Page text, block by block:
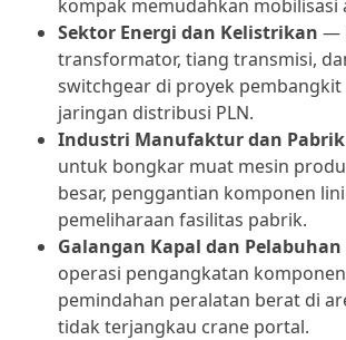
kompak memudahkan mobilisasi
Sektor Energi dan Kelistrikan —
transformator, tiang transmisi,
switchgear di proyek
jaringan distribusi PLN.
Industri Manufaktur dan Pabrik
untuk bongkar muat mesin
besar, penggantian komponen
pemeliharaan fasilitas pabrik.
Galangan Kapal dan Pelabuhan
operasi pengangkatan
pemindahan peralatan berat di
tidak terjangkau crane portal.